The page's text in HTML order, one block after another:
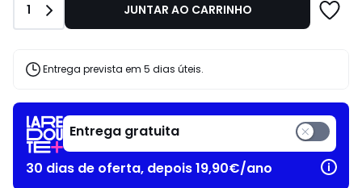
39.99
€
de
desconto
Quantidade
1 JUNTAR AO CARRINHO
Entrega prevista em 5 dias úteis.
Entrega gratuita
30 dias de oferta, depois 19,90€/ano